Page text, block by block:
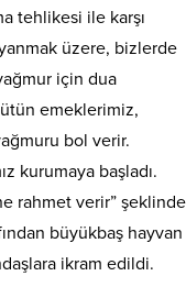
tehlikesi ile karşı
üzere, bizlerde
için dua
emeklerimiz,
bol verir.
kurumaya başladı.
rahmet verir” şeklinde
büyükbaş hayvan
ikram edildi.